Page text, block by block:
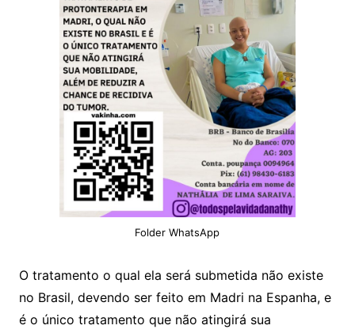
Folder WhatsApp
O tratamento o qual ela será submetida não existe
no Brasil, devendo ser feito em Madri na Espanha, e
é o único tratamento que não atingirá sua